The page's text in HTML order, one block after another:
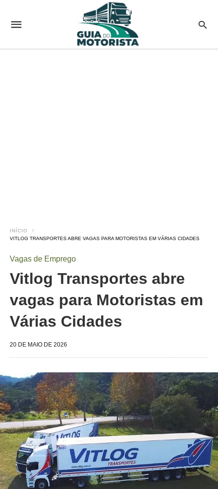
INÍCIO
VITLOG TRANSPORTES ABRE VAGAS PARA MOTORISTAS EM VÁRIAS CIDADES
Vagas de Emprego
Vitlog Transportes abre
vagas para Motoristas em
Várias Cidades
20 DE MAIO DE 2026